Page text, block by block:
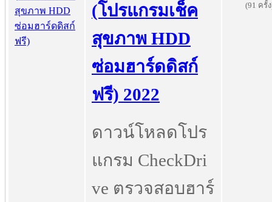
(โปรแกรมเช็ค
สุขภาพ HDD
ซ่อมฮาร์ดดิสก์
ฟรี) 2022
ดาวน์โหลดโปร
แกรม CheckDri
ve ตรวจสอบฮาร์
(91 ครั้